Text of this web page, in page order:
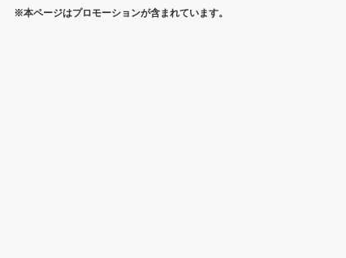
※本ページはプロモーションが含まれています。